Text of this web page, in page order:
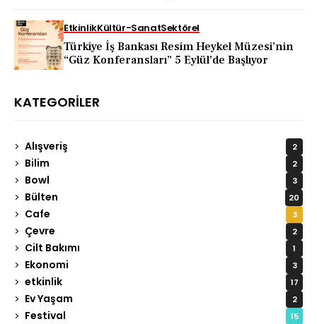
EtkinlikKültür-SanatSektörel
Türkiye İş Bankası Resim Heykel Müzesi’nin
“Güz Konferansları” 5 Eylül’de Başlıyor
KATEGORILER
Alışveriş 2
Bilim 2
Bowl 3
Bülten 20
Cafe 3
Çevre 2
Cilt Bakımı 1
Ekonomi 3
etkinlik 17
Ev Yaşam 2
Festival 15